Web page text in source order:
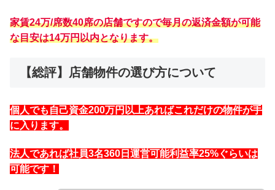
家賃24万/席数40席の店舗ですので毎月の返済金額が可能
な目安は14万円以内となります。
【総評】店舗物件の選び方について
個人でも自己資金200万円以上あればこれだけの物件が手
に入ります。
法人であれば社員3名360日運営可能利益率25%ぐらいは
可能です！